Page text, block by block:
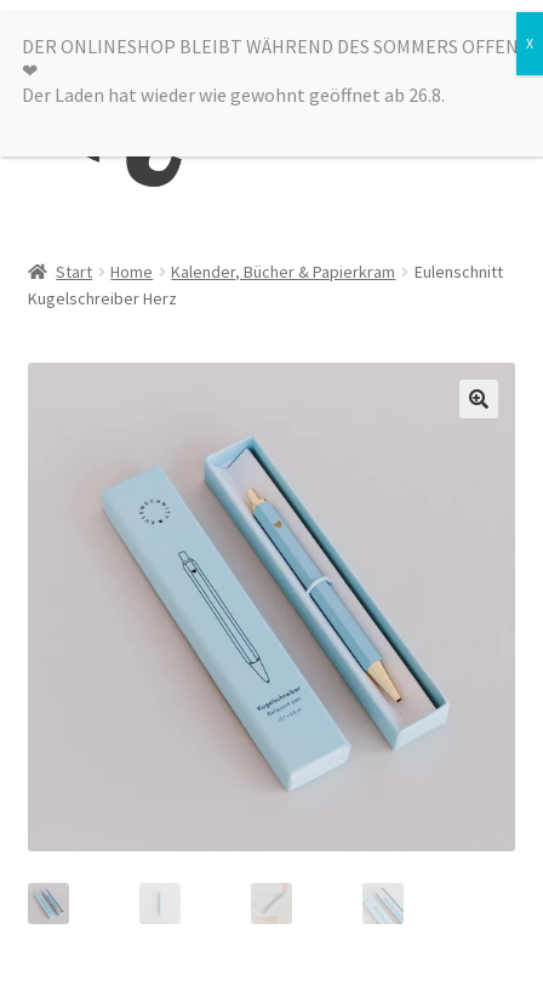
Zur
Navigation
springen
Zum
Inhalt
springen
Menü
Alle Produkte
Sale
Start Home Kalender, Bücher & Papierkram
Eulenschnitt
Kugelschreiber Herz
DER ONLINESHOP BLEIBT WÄHREND DES SOMMERS OFFEN
❤︎
Der Laden hat wieder wie gewohnt geöffnet ab 26.8.